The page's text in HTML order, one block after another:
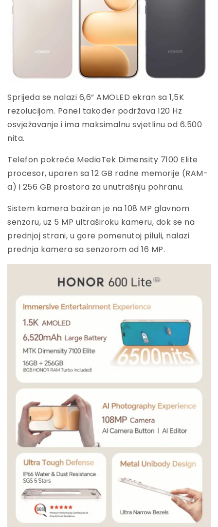
Sprijeda se nalazi 6,6” AMOLED ekran sa 1,5K
rezolucijom. Panel također podržava 120 Hz
osvježavanje i ima maksimalnu svjetlinu od 6.500
nita.
Telefon pokreće MediaTek Dimensity 7100 Elite
procesor, uparen sa 12 GB radne memorije (RAM-
a) i 256 GB prostora za unutrašnju pohranu.
Sistem kamera baziran je na 108 MP glavnom
senzoru, uz 5 MP ultraširoku kameru, dok se na
prednjoj strani, u gore pomenutoj piluli, nalazi
prednja kamera sa senzorom od 16 MP.